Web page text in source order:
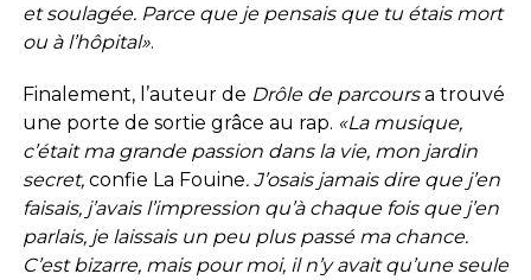
et soulagée. Parce que je pensais que tu étais mort
ou à l’hôpital».
Finalement, l’auteur de Drôle de parcoursa trouvé
une porte de sortie grâce au rap. «La musique,
c’était ma grande passion dans la vie, mon jardin
secret, confie La Fouine. J’osais jamais dire que j’en
faisais, j’avais l’impression qu’à chaque fois que j’en
parlais, je laissais un peu plus passé ma chance.
C’est bizarre, mais pour moi, il n’y avait qu’une seule